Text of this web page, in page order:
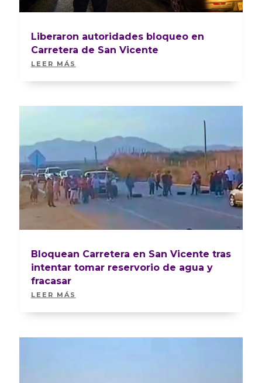
Liberaron autoridades bloqueo en
Carretera de San Vicente
LEER MÁS
Bloquean Carretera en San Vicente tras
intentar tomar reservorio de agua y
fracasar
LEER MÁS